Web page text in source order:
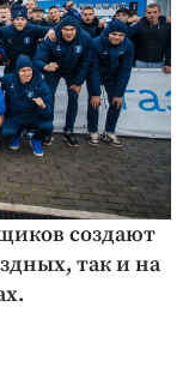
создают
так и на